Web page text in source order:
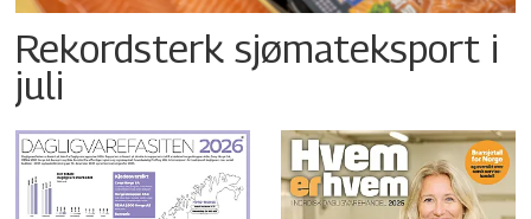
Rekordsterk sjømateksport i
juli